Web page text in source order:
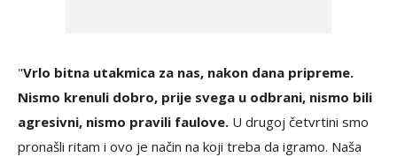
"Vrlo bitna utakmica za nas, nakon dana pripreme.
Nismo krenuli dobro, prije svega u odbrani, nismo bili
agresivni, nismo pravili faulove. U drugoj četvrtini smo
pronašli ritam i ovo je način na koji treba da igramo. Naša